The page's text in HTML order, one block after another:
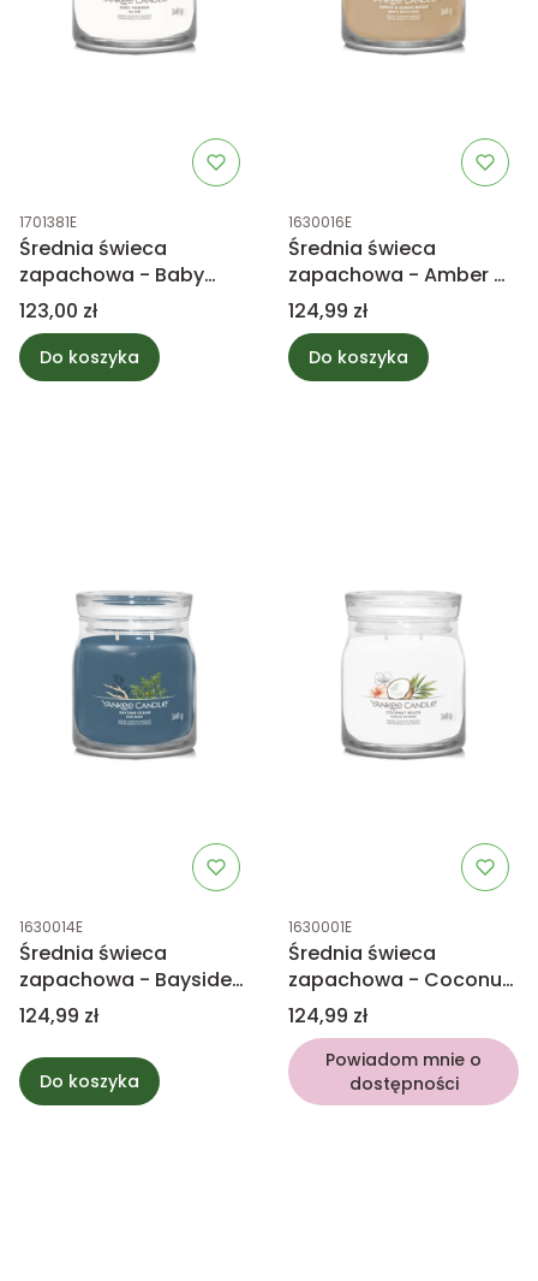
Kod produktu
1701381E
Średnia świeca
zapachowa - Baby
Powder - Yankee
Candle
Cena
123,00 zł
Do koszyka
Kod produktu
1630016E
Średnia świeca
zapachowa - Amber &
Sandalwood - Yankee
Candle
Cena
124,99 zł
Do koszyka
Kod produktu
1630014E
Średnia świeca
zapachowa - Bayside
Cedar - Yankee Candle
Cena
124,99 zł
Do koszyka
Kod produktu
1630001E
Średnia świeca
zapachowa - Coconut
Beach - Yankee Candle
Cena
124,99 zł
Powiadom mnie o
dostępności